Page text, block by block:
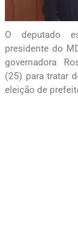
O deputado
presidente do
governadora
(25) para tratar
eleição de